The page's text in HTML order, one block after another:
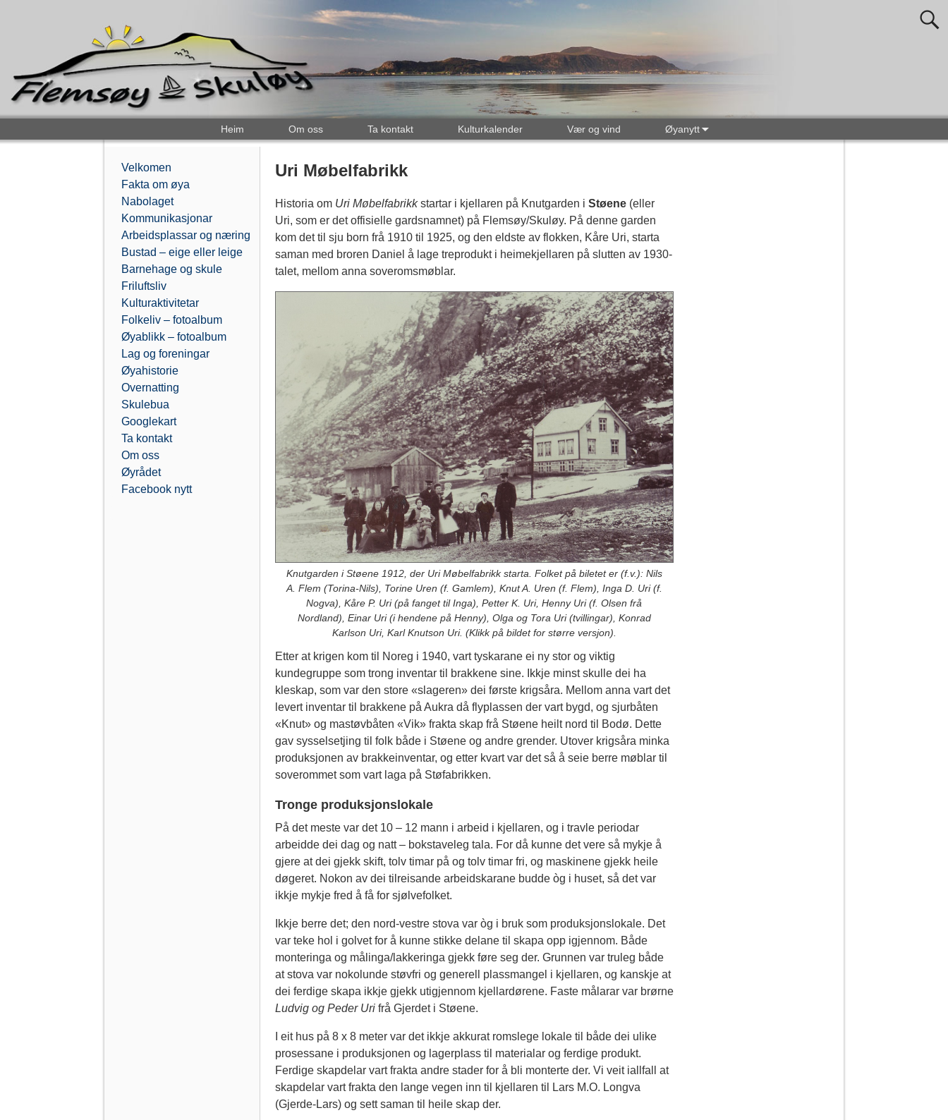
Heim Om oss Ta kontakt Kulturkalender Vær og vind Øyanytt
Uri Møbelfabrikk
Historia om Uri Møbelfabrikkstartar i kjellaren på Knutgarden i Støene(eller
Uri, som er det offisielle gardsnamnet) på Flemsøy/Skuløy. På denne garden
kom det til sju born frå 1910 til 1925, og den eldste av flokken, Kåre Uri, starta
saman med broren Daniel å lage treprodukt i heimekjellaren på slutten av 1930-
talet, mellom anna soveromsmøblar.
Knutgarden i Støene 1912, der Uri Møbelfabrikk starta. Folket på biletet er (f.v.): Nils
A. Flem (Torina-Nils), Torine Uren (f. Gamlem), Knut A. Uren (f. Flem), Inga D. Uri (f.
Nogva), Kåre P. Uri (på fanget til Inga), Petter K. Uri, Henny Uri (f. Olsen frå
Nordland), Einar Uri (i hendene på Henny), Olga og Tora Uri (tvillingar), Konrad
Karlson Uri, Karl Knutson Uri. (Klikk på bildet for større versjon).
Etter at krigen kom til Noreg i 1940, vart tyskarane ei ny stor og viktig
kundegruppe som trong inventar til brakkene sine. Ikkje minst skulle dei ha
kleskap, som var den store «slageren» dei første krigsåra. Mellom anna vart det
levert inventar til brakkene på Aukra då flyplassen der vart bygd, og sjurbåten
«Knut» og mastøvbåten «Vik» frakta skap frå Støene heilt nord til Bodø. Dette
gav sysselsetjing til folk både i Støene og andre grender. Utover krigsåra minka
produksjonen av brakkeinventar, og etter kvart var det så å seie berre møblar til
soverommet som vart laga på Støfabrikken.
Tronge produksjonslokale
På det meste var det 10 – 12 mann i arbeid i kjellaren, og i travle periodar
arbeidde dei dag og natt – bokstaveleg tala. For då kunne det vere så mykje å
gjere at dei gjekk skift, tolv timar på og tolv timar fri, og maskinene gjekk heile
døgeret. Nokon av dei tilreisande arbeidskarane budde òg i huset, så det var
ikkje mykje fred å få for sjølvefolket.
Ikkje berre det; den nord-vestre stova var òg i bruk som produksjonslokale. Det
var teke hol i golvet for å kunne stikke delane til skapa opp igjennom. Både
monteringa og målinga/lakkeringa gjekk føre seg der. Grunnen var truleg både
at stova var nokolunde støvfri og generell plassmangel i kjellaren, og kanskje at
dei ferdige skapa ikkje gjekk utigjennom kjellardørene. Faste målarar var brørne
Ludvig og Peder Urifrå Gjerdet i Støene.
I eit hus på 8 x 8 meter var det ikkje akkurat romslege lokale til både dei ulike
prosessane i produksjonen og lagerplass til materialar og ferdige produkt.
Ferdige skapdelar vart frakta andre stader for å bli monterte der. Vi veit iallfall at
skapdelar vart frakta den lange vegen inn til kjellaren til Lars M.O. Longva
(Gjerde-Lars) og sett saman til heile skap der.
Velkomen
Fakta om øya
Nabolaget
Kommunikasjonar
Arbeidsplassar og næring
Bustad – eige eller leige
Barnehage og skule
Friluftsliv
Kulturaktivitetar
Folkeliv – fotoalbum
Øyablikk – fotoalbum
Lag og foreningar
Øyahistorie
Overnatting
Skulebua
Googlekart
Ta kontakt
Om oss
Øyrådet
Facebook nytt